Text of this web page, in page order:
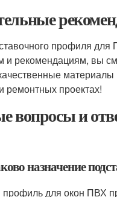
профиля
и рекомендациям, вы
ремонтных проектах!
вопросы и
назначение
для окон ПВХ